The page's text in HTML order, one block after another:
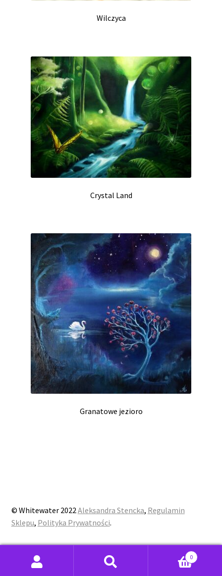
Wilczyca
Crystal Land
Granatowe jezioro
© Whitewater 2022Aleksandra Stencka, Regulamin
Sklepu, Polityka Prywatności.
0